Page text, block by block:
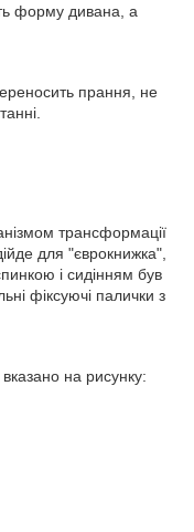
форму дивана, а
прання, не
трансформації
для "єврокнижка",
і сидінням був
фіксуючі палички з
на рисунку: